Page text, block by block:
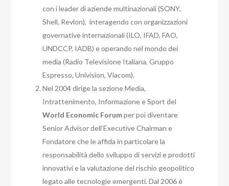
con i leader di aziende multinazionali (SONY,
Shell, Revlon), interagendo con organizzazioni
governative internazionali (ILO, IFAD, FAO,
UNDCCP, IADB) e operando nel mondo dei
media (Radio Televisione Italiana, Gruppo
Espresso, Univision, Viacom).
Nel 2004 dirige la sezione Media,
Intrattenimento, Informazione e Sport del
World Economic Forumper poi diventare
Senior Advisor dell’Executive Chairman e
Fondatore che le affida in particolare la
responsabilità dello sviluppo di servizi e prodotti
innovativi e la valutazione del rischio geopolitico
legato alle tecnologie emergenti. Dal 2006 è